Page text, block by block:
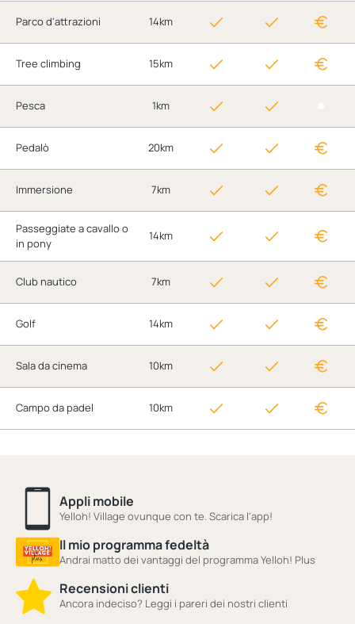
Parco d'attrazioni 14km
Tree climbing 15km
Pesca 1km
Pedalò 20km
Immersione 7km
Passeggiate a cavallo o
in pony
14km
Club nautico 7km
Golf 14km
Sala da cinema 10km
Campo da padel 10km
Appli mobile
Yelloh! Village ovunque con te. Scarica l'app!
Il mio programma fedeltà
Andrai matto dei vantaggi del programma Yelloh! Plus
Recensioni clienti
Ancora indeciso? Leggi i pareri dei nostri clienti